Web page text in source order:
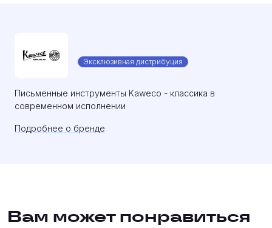
Эксклюзивная дистрибуция
Письменные инструменты Kaweco - классика в
современном исполнении
Подробнее о бренде
Вам может понравиться